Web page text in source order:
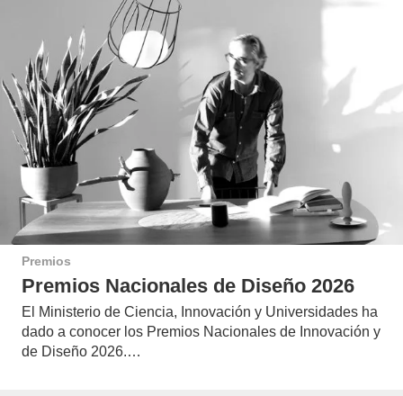
Premios
Premios Nacionales de Diseño 2026
El Ministerio de Ciencia, Innovación y Universidades ha
dado a conocer los Premios Nacionales de Innovación y
de Diseño 2026.…